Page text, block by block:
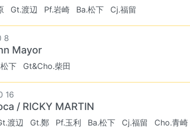
Gt.渡辺 Pf.岩崎 Ba.松下 Cj.福留
8
Mayor
下 Gt&Cho.柴田
16
/ RICKY MARTIN
渡辺 Gt.鄭 Pf.玉利 Ba.松下 Cj.福留 Cho.青崎